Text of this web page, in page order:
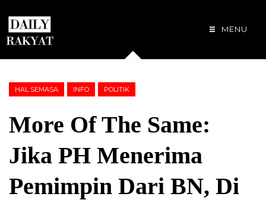
MENU
HAL SEMASA INFO POLITIK
More Of The Same:
Jika PH Menerima
Pemimpin Dari BN, Di